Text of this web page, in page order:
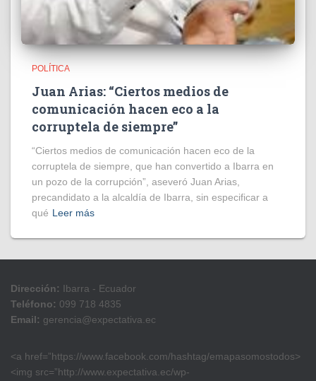
POLÍTICA
Juan Arias: “Ciertos medios de
comunicación hacen eco a la
corruptela de siempre”
“Ciertos medios de comunicación hacen eco de la
corruptela de siempre, que han convertido a Ibarra en
un pozo de la corrupción”, aseveró Juan Arias,
precandidato a la alcaldía de Ibarra, sin especificar a
qué Leer más
Dirección: Ibarra - Ecuador
Teléfono: 099 718 4835
Email: gerencia@expectativa.ec
<a href=”https://www.facebook.com/hashtag/emapasomostodos>
<img src=”http://www.expectativa.ec/wp-